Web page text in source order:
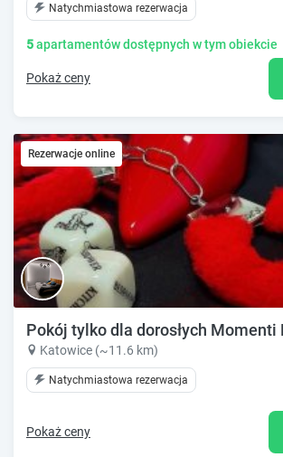
Natychmiastowa rezerwacja
5apartamentów dostępnych w tym obiekcie
Pokaż ceny
Rezerwacje online
Pokój tylko dla dorosłych Momenti
Katowice (~11.6 km)
Natychmiastowa rezerwacja
Pokaż ceny